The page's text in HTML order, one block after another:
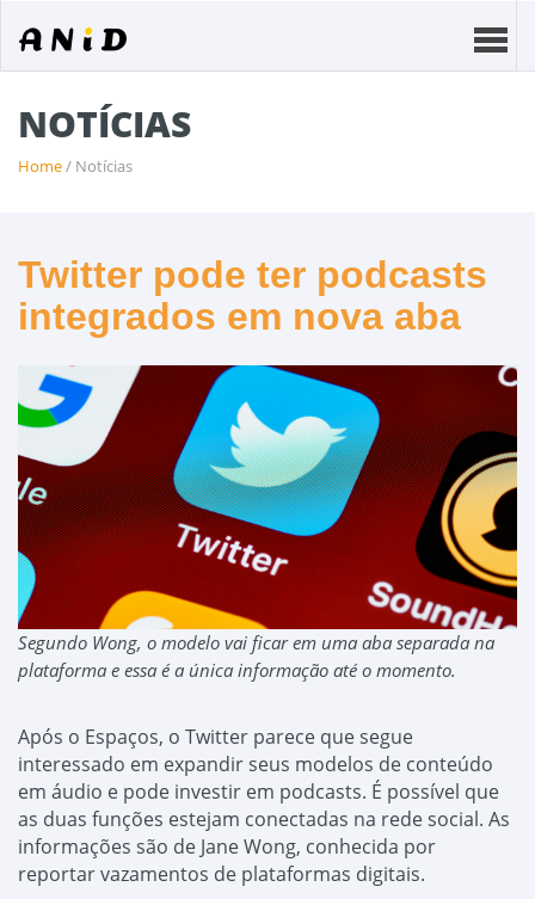
NOTÍCIAS
Home/ Notícias
Twitter pode ter podcasts
integrados em nova aba
Segundo Wong, o modelo vai ficar em uma aba separada na
plataforma e essa é a única informação até o momento.
Após o Espaços, o Twitter parece que segue
interessado em expandir seus modelos de conteúdo
em áudio e pode investir em podcasts. É possível que
as duas funções estejam conectadas na rede social. As
informações são de Jane Wong, conhecida por
reportar vazamentos de plataformas digitais.